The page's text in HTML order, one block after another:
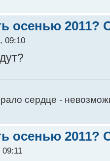
осенью 2011?
09:10
сердце -
осенью 2011?